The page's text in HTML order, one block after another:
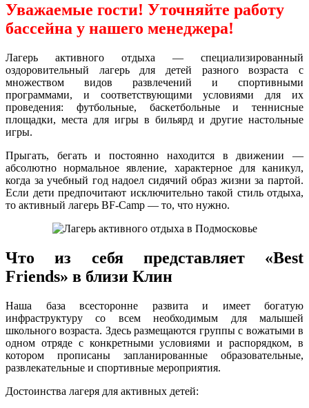
Уважаемые гости! Уточняйте работу
бассейна у нашего менеджера!
Лагерь активного отдыха — специализированный
оздоровительный лагерь для детей разного возраста с
множеством видов развлечений и спортивными
программами, и соответствующими условиями для их
проведения: футбольные, баскетбольные и теннисные
площадки, места для игры в бильярд и другие настольные
игры.
Прыгать, бегать и постоянно находится в движении —
абсолютно нормальное явление, характерное для каникул,
когда за учебный год надоел сидячий образ жизни за партой.
Если дети предпочитают исключительно такой стиль отдыха,
то активный лагерь BF-Camp — то, что нужно.
Что из себя представляет «Best
Friends» в близи Клин
Наша база всесторонне развита и имеет богатую
инфраструктуру со всем необходимым для малышей
школьного возраста. Здесь размещаются группы с вожатыми в
одном отряде с конкретными условиями и распорядком, в
котором прописаны запланированные образовательные,
развлекательные и спортивные мероприятия.
Достоинства лагеря для активных детей: